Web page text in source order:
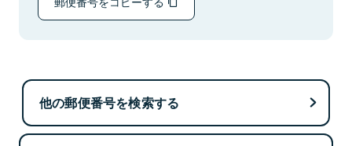
他の郵便番号を検索する